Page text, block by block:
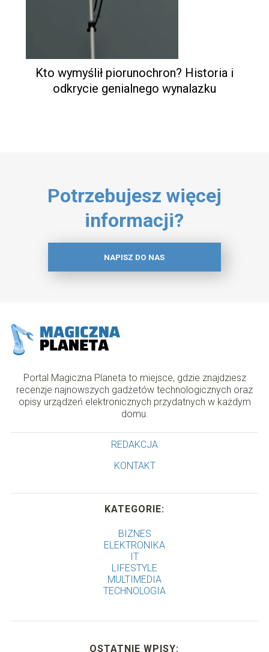
Kto wymyślił piorunochron? Historia i
odkrycie genialnego wynalazku
Potrzebujesz więcej
informacji?
NAPISZ DO NAS
Portal Magiczna Planeta to miejsce, gdzie znajdziesz
recenzje najnowszych gadżetów technologicznych oraz
opisy urządzeń elektronicznych przydatnych w każdym
domu.
REDAKCJA
KONTAKT
KATEGORIE:
BIZNES
ELEKTRONIKA
IT
LIFESTYLE
MULTIMEDIA
TECHNOLOGIA
OSTATNIE WPISY: